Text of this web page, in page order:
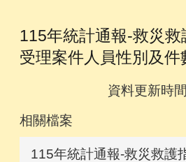
115年統計通報-救災
受理案件人員性別及件
資料更新時
相關檔案
115年統計通報-救災救護